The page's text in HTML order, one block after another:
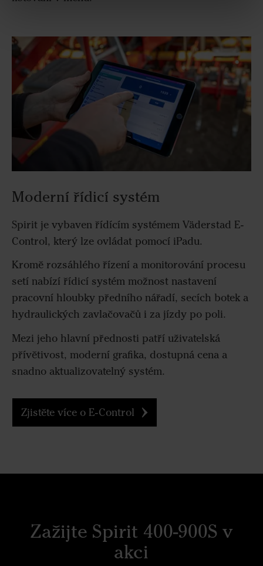
Moderní řídicí systém
Spirit je vybaven řídícím systémem Väderstad E-
Control, který lze ovládat pomocí iPadu.
Kromě rozsáhlého řízení a monitorování procesu
setí nabízí řídicí systém možnost nastavení
pracovní hloubky předního nářadí, secích botek a
hydraulických zavlačovačů i za jízdy po poli.
Mezi jeho hlavní přednosti patří uživatelská
přívětivost, moderní grafika, dostupná cena a
snadno aktualizovatelný systém.
Zjistěte více o E-Control
Zažijte Spirit 400-900S v
akci